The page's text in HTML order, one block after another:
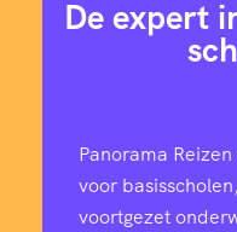
De expert
Panorama
voor
voortgezet